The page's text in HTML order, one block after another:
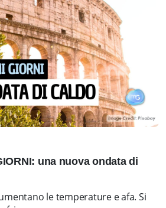
una nuova ondata di
le temperature e afa. Si